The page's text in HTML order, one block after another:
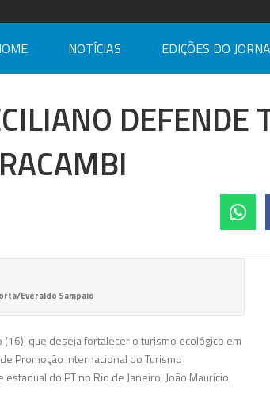
NOTÍCIAS EDIÇÕES DO
DEFENDE
Everaldo Sampaio
que deseja fortalecer o turismo ecológico em
Promoção Internacional do Turismo
do PT no Rio de Janeiro, João Maurício,